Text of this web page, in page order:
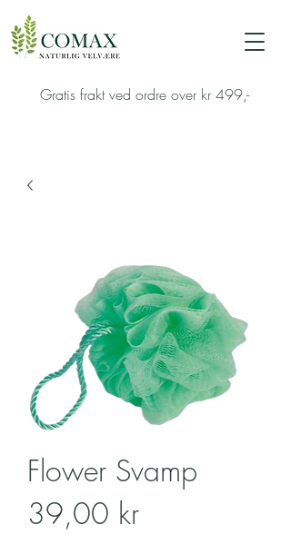
Gratis frakt ved ordre over kr 499,-
Flower Svamp
39,00 krPris